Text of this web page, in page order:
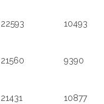
22593 10493
21560 9390
21431 10877